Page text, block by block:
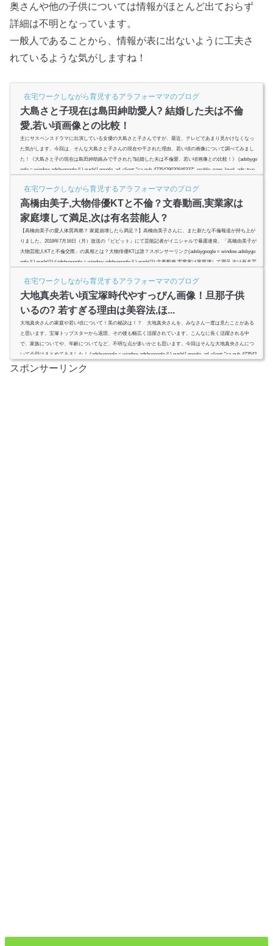
奥さんや他の子供については情報がほとんど出ておらず
詳細は不明となっています。
一般人であることから、情報が表に出ないように工夫さ
れているような気がしますね！
在宅ワークしながら育児するアラフォーママのブログ
大島さと子現在は島田紳助愛人? 結婚した夫は不倫
愛,若い頃画像との比較！
主にサスペンスドラマに出演している女優の大島さと子さんですが、最近、テレビであまり見かけなくなっ
た気がします。今回は、そんな大島さと子さんの現在や干された理由、若い頃の画像について調べてみまし
た！《大島さと子の現在は島田紳助絡みで干された?結婚した夫は不倫愛、若い頃画像との比較！》 (adsbygo
ogle = window.adsbygoogle || ).push({ google_ad_client: "ca-pub-4735429620646332", enable_page_level_ads: true
在宅ワークしながら育児するアラフォーママのブログ
高橋由美子,大物俳優KTと不倫？文春動画,実業家は
家庭壊して満足,次は有名芸能人？
【高橋由美子の愛人体質再燃？ 家庭崩壊したら満足？】高橋由美子さんに、また新たな不倫報道が持ち上が
りました。2018年7月16日（月）放送の『ビビット』にて芸能記者がイニシャルで暴露連発。「高橋由美子が
大物芸能人KTと不倫交際」の真相とは？大物俳優KTは誰？スポンサーリンク(adsbygoogle = window.adsbygo
ogle || ).push({});(adsbygoogle = window.adsbygoogle || ).push({});文春動画,実業家は家庭壊して満足,次は有名芸
い...
在宅ワークしながら育児するアラフォーママのブログ
大地真央若い頃宝塚時代やすっぴん画像！旦那子供
いるの? 若すぎる理由は美容法,ほ...
大地真央さんの家庭や若い頃について！美の秘訣は！？ 大地真央さんを、みなさん一度は見たことがある
と思います。宝塚トップスターから退団、その後も幅広く活躍されています。こんなに長く活躍される中
で、家族についてや、年齢についてなど、不明な点が多いかとも思います。今回はそんな大地真央さんにつ
いて今回はまとめてみました！ (adsbygoogle = window.adsbygoogle || ).push({ google_ad_client: "ca-pub-473542
9620646332", enable_page_level_ads: true });スポンサーリンク(adsbygo...
スポンサーリンク